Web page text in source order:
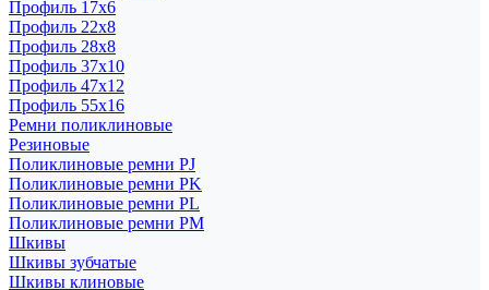
Профиль 17x6
Профиль 22x8
Профиль 28x8
Профиль 37x10
Профиль 47x12
Профиль 55x16
Ремни поликлиновые
Резиновые
Поликлиновые ремни PJ
Поликлиновые ремни PK
Поликлиновые ремни PL
Поликлиновые ремни PM
Шкивы
Шкивы зубчатые
Шкивы клиновые